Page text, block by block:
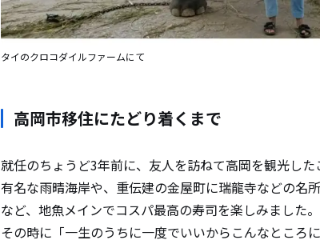
タイのクロコダイルファームにて
高岡市移住にたどり着くまで
就任のちょうど3年前に、友人を訪ねて高岡を観光した
有名な雨晴海岸や、重伝建の金屋町に瑞龍寺などの名
など、地魚メインでコスパ最高の寿司を楽しみました。
その時に「一生のうちに一度でいいからこんなところ